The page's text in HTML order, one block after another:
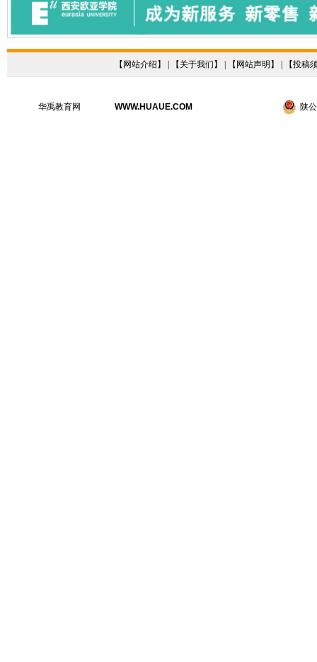
【 网站介绍 】 | 【 关于我们 】 | 【 网站声明 】 | 【投稿
华禹教育网 WWW.HUAUE.COM 陕